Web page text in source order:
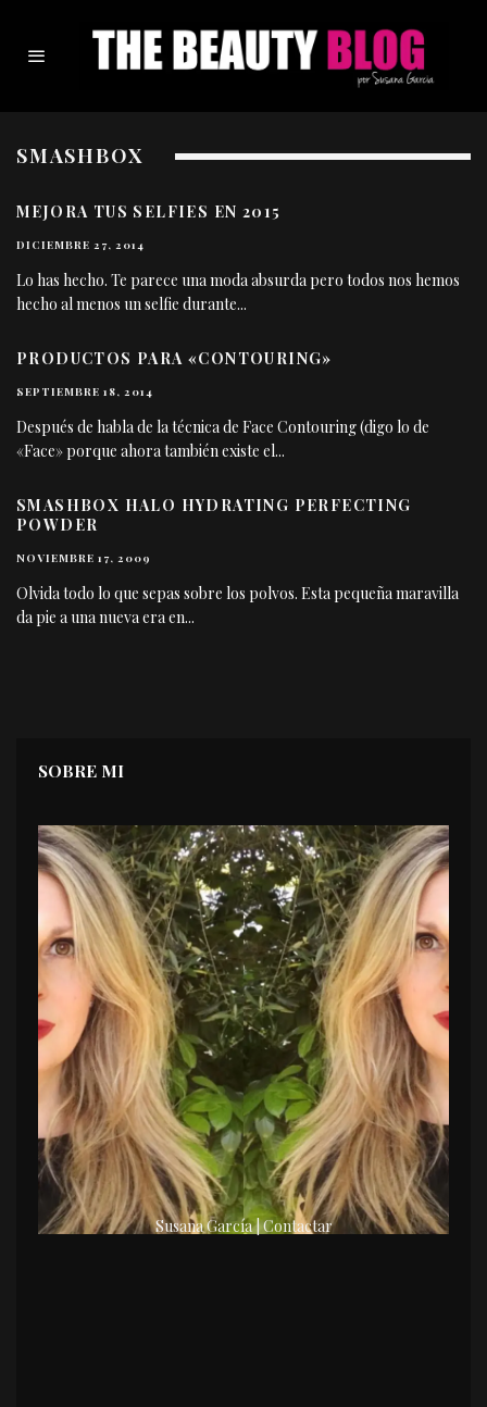
SMASHBOX
MEJORA TUS SELFIES EN 2015
DICIEMBRE 27, 2014
Lo has hecho. Te parece una moda absurda pero todos nos hemos
hecho al menos un selfie durante...
PRODUCTOS PARA «CONTOURING»
SEPTIEMBRE 18, 2014
Después de habla de la técnica de Face Contouring (digo lo de
«Face» porque ahora también existe el...
SMASHBOX HALO HYDRATING PERFECTING
POWDER
NOVIEMBRE 17, 2009
Olvida todo lo que sepas sobre los polvos. Esta pequeña maravilla
da pie a una nueva era en...
SOBRE MI
Susana García | Contactar